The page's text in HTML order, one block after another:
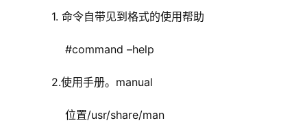
1. 命令自带见到格式的使用帮助
#command –help
2.使用手册。manual
位置/usr/share/man